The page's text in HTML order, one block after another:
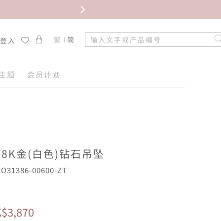
入 繁 简
题 会员计划
金(白色)钻石吊坠
00600-ZT